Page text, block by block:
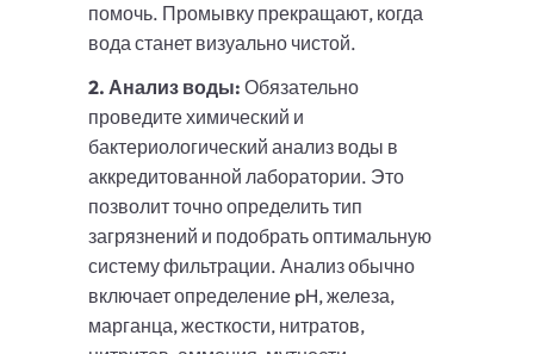
помочь. Промывку прекращают, когда
вода станет визуально чистой.
2. Анализ воды: Обязательно
проведите химический и
бактериологический анализ воды в
аккредитованной лаборатории. Это
позволит точно определить тип
загрязнений и подобрать оптимальную
систему фильтрации. Анализ обычно
включает определение pH, железа,
марганца, жесткости, нитратов,